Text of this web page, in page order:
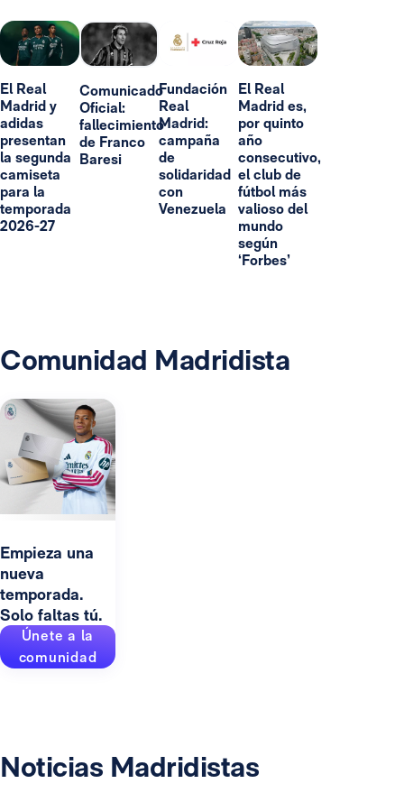
El Real
Madrid y
adidas
presentan
la segunda
camiseta
para la
temporada
2026-27
Comunicado
Oficial:
fallecimiento
de Franco
Baresi
Fundación
Real
Madrid:
campaña
de
solidaridad
con
Venezuela
El Real
Madrid es,
por quinto
año
consecutivo,
el club de
fútbol más
valioso del
mundo
según
‘Forbes’
Comunidad Madridista
Empieza una
nueva
temporada.
Solo faltas tú.
Únete a la
comunidad
Noticias Madridistas